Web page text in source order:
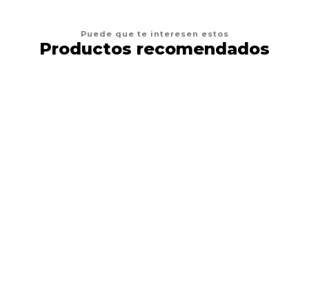
Puede que te interesen estos
Productos recomendados